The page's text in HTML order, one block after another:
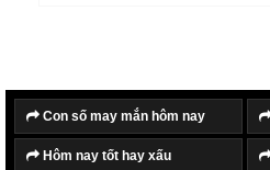
xây dựng nước nhà.
Con số may mắn hôm nay
Hôm nay tốt hay xấu